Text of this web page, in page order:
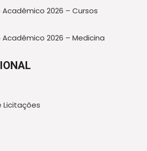
2026 – Cursos
2026 – Medicina
Licitações